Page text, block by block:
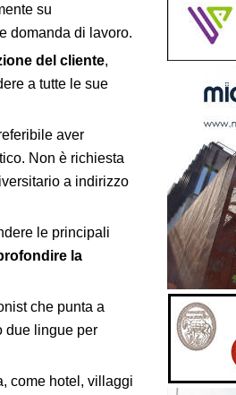
su
domanda di lavoro.
del cliente,
a tutte le sue
aver
Non è richiesta
a indirizzo
le principali
la
che punta a
due lingue per
come hotel, villaggi